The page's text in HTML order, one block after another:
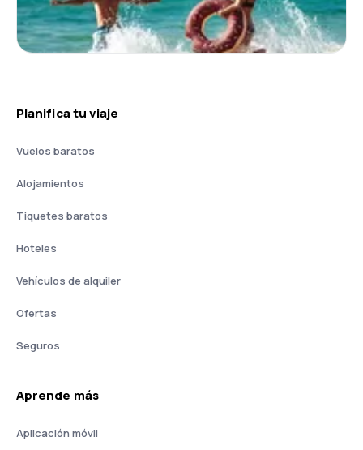
Planifica tu viaje
Vuelos baratos
Alojamientos
Tiquetes baratos
Hoteles
Vehículos de alquiler
Ofertas
Seguros
Aprende más
Aplicación móvil